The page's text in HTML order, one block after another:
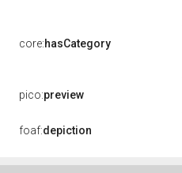
core:hasCategory
pico:preview
foaf:depiction